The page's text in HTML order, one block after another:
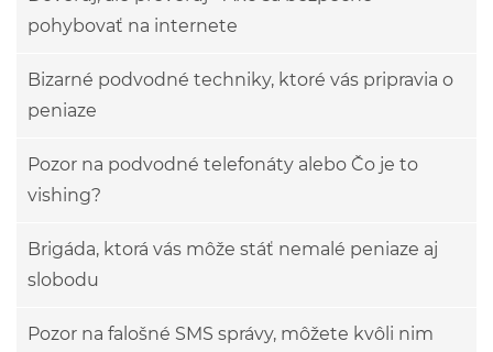
pohybovať na internete
Bizarné podvodné techniky, ktoré vás pripravia o
peniaze
Pozor na podvodné telefonáty alebo Čo je to
vishing?
Brigáda, ktorá vás môže stáť nemalé peniaze aj
slobodu
Pozor na falošné SMS správy, môžete kvôli nim